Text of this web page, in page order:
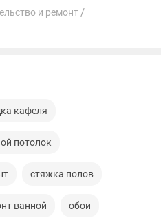
и ремонт
кафеля
потолок
стяжка полов
ванной обои